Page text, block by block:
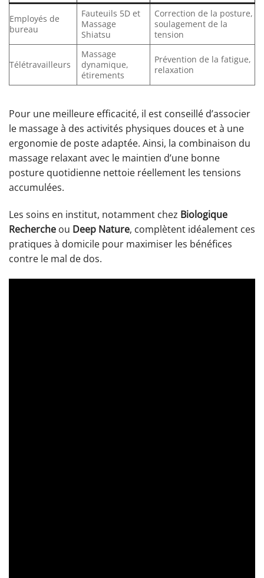
Employés de
bureau
Fauteuils 5D et
Massage
Shiatsu
Correction de la posture,
soulagement de la
tension
Télétravailleurs
Massage
dynamique,
étirements
Prévention de la fatigue,
relaxation
Pour une meilleure efficacité, il est conseillé d’associer
le massage à des activités physiques douces et à une
ergonomie de poste adaptée. Ainsi, la combinaison du
massage relaxant avec le maintien d’une bonne
posture quotidienne nettoie réellement les tensions
accumulées.
Les soins en institut, notamment chez Biologique
Recherche ou Deep Nature, complètent idéalement ces
pratiques à domicile pour maximiser les bénéfices
contre le mal de dos.